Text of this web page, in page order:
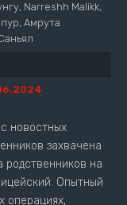
Narreshh Malikk,
Амрута
новостных
захвачена
родственников на
Опытный
операциях,